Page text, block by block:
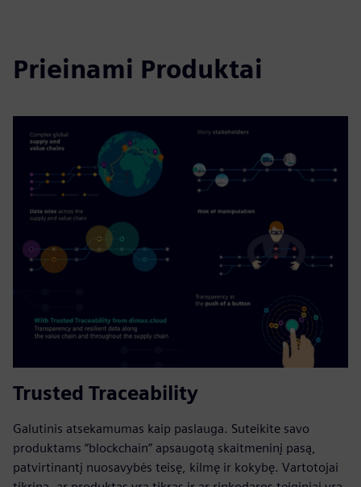
Prieinami Produktai
Trusted Traceability
Galutinis atsekamumas kaip paslauga. Suteikite savo
produktams “blockchain” apsaugotą skaitmeninį pasą,
patvirtinantį nuosavybės teisę, kilmę ir kokybę. Vartotojai